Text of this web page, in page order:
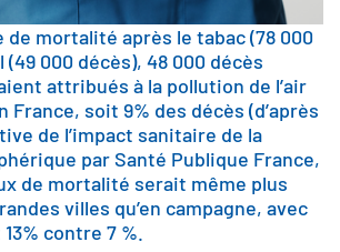
de mortalité après le tabac (78 000
(49 000 décès), 48 000 décès
attribués à la pollution de l’air
France, soit 9% des décès (d’après
de l’impact sanitaire de la
par Santé Publique France,
de mortalité serait même plus
villes qu’en campagne, avec
contre 7 %.